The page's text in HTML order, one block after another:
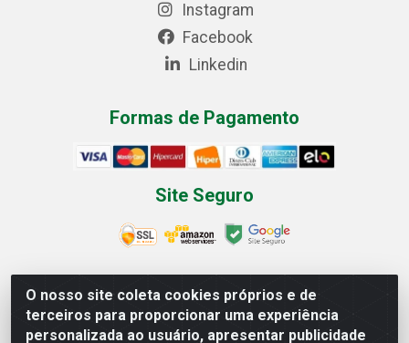
O nosso site coleta cookies próprios e de
terceiros para proporcionar uma experiência
personalizada ao usuário, apresentar publicidade
Instagram
Facebook
Linkedin
Formas de Pagamento
Site Seguro
Multilist Distribuidora de Cosméticos LTDA - Rua
Anfilóquio Nunes Pires, 4785 - Bela Vista, Gaspar/SC -